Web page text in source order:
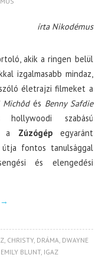
írta Nikodémus
akik a ringen belül
izgalmasabb mindaz,
életrajzi filmeket a
Michôdés Benny Safdie
szabású
a Zúzógépegyaránt
fontos tanulsággal
és elengedési
→
, CHRISTY, DRÁMA, DWAYNE
EMILY BLUNT, IGAZ